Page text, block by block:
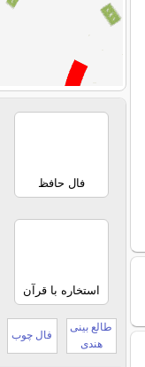
فال حافظ
استخاره با قرآن
طالع بینی
هندی
فال چوب